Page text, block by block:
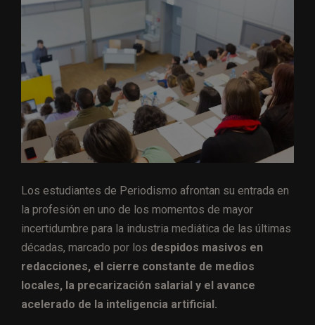
Los estudiantes de Periodismo afrontan su entrada en
la profesión en uno de los momentos de mayor
incertidumbre para la industria mediática de las últimas
décadas, marcado por los despidos masivos en
redacciones, el cierre constante de medios
locales, la precarización salarial y el avance
acelerado de la inteligencia artificial.